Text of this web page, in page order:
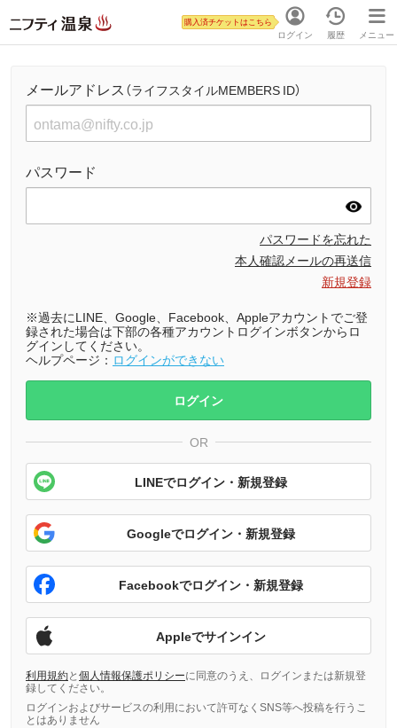
ログイン
購入済チケットはこちら
履歴 メニュー
メールアドレス （ライフスタイルMEMBERS ID）
パスワード
パスワードを忘れた
本人確認メールの再送信
新規登録
※過去にLINE、Google、Facebook、Appleアカウントでご登
録された場合は下部の各種アカウントログインボタンからロ
グインしてください。
ヘルプページ： ログインができない
ログイン
OR
LINEでログイン・新規登録
Googleでログイン・新規登録
Facebookでログイン・新規登録
Appleでサインイン
利用規約と個人情報保護ポリシーに同意のうえ、ログインまたは新規登
録してください。
ログインおよびサービスの利用において許可なくSNS等へ投稿を行うこ
とはありません